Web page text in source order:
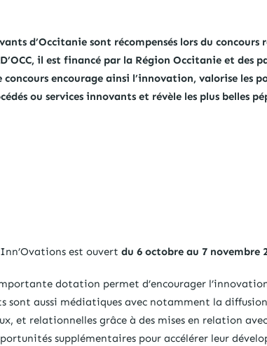
d’Occitanie sont récompensés lors du concours
il est financé par la Région Occitanie et des
concours encourage ainsi l’innovation, valorise les
ou services innovants et révèle les plus belles
est ouvert du 6 octobre au 7 novembre
dotation permet d’encourager
sont aussi médiatiques avec notamment la diffusion
et relationnelles grâce à des mises en relation
supplémentaires pour accélérer leur